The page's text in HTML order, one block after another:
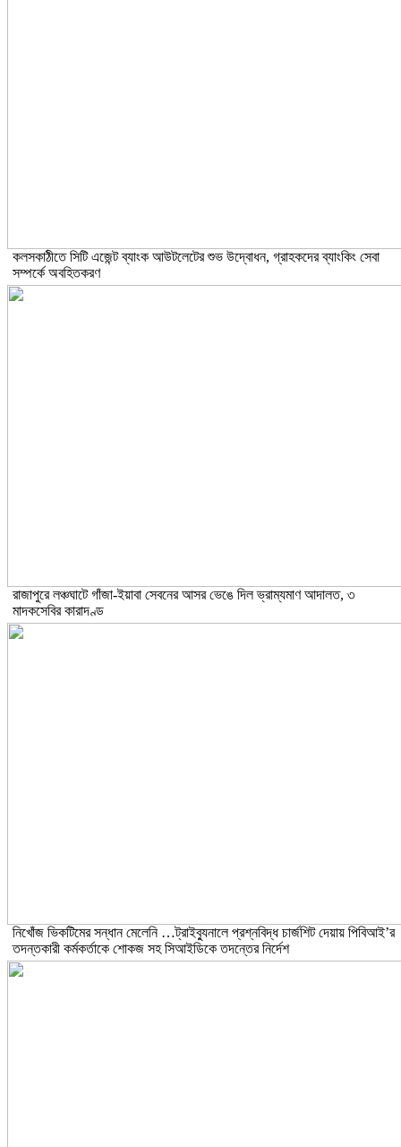
কলসকাঠীতে সিটি এজেন্ট ব্যাংক আউটলেটের শুভ উদ্বোধন, গ্রাহকদের ব্যাংকিং সেবা
সম্পর্কে অবহিতকরণ
রাজাপুরে লঞ্চঘাটে গাঁজা-ইয়াবা সেবনের আসর ভেঙে দিল ভ্রাম্যমাণ আদালত, ৩
মাদকসেবির কারাদণ্ড
নিখোঁজ ভিকটিমের সন্ধান মেলেনি …ট্রাইব্যুনালে প্রশ্নবিদ্ধ চার্জশিট দেয়ায় পিবিআই’র
তদন্তকারী কর্মকর্তাকে শোকজ সহ সিআইডিকে তদন্তের নির্দেশ